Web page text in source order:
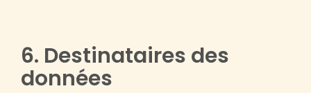
6. Destinataires des
données